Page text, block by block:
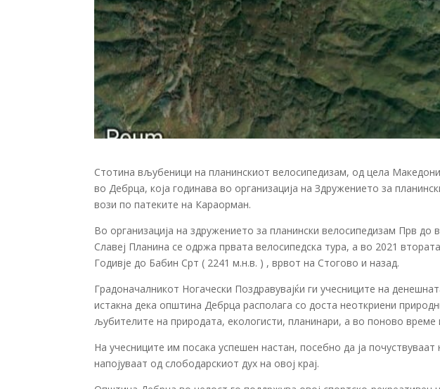
Стотина вљубеници на планинскиот велосипедизам, од цела
во Дебрца, која годинава во организација на Здружението за
вози по патеките на Караорман.
Во организација на здружението за планински велосипедизам Прв до
Славеј Планина се одржа првата велосипедска тура, а во 2021
Годивје до Бабин Срт ( 2241 м.н.в. ) , врвот на Стогово и назад.
Градоначалникот Ногачески Поздравувајќи ги учесниците на
истакна дека општина Дебрца располага со доста неоткриени
љубителите на природата, екологисти, планинари, а во поново
На учесниците им посака успешен настан, посебно да ја
напојуваат од слободарскиот дух на овој крај.